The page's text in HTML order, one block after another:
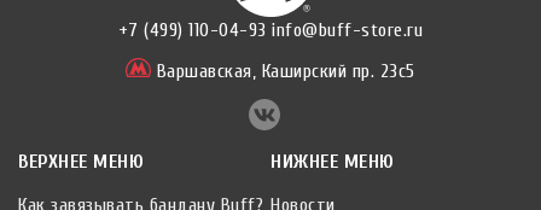
+7 (499) 110-04-93 info@buff-store.ru
Варшавская, Каширский пр. 23с5
ВЕРХНЕЕ МЕНЮ
Как завязывать бандану Buff?
НИЖНЕЕ МЕНЮ
Новости